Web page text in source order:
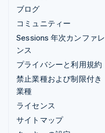
ブログ
コミュニティー
Sessions 年次カンファレ
ンス
プライバシーと利用規約
禁止業種および制限付き
業種
ライセンス
サイトマップ